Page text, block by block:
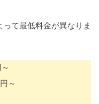
て最低料金が異なりま
～